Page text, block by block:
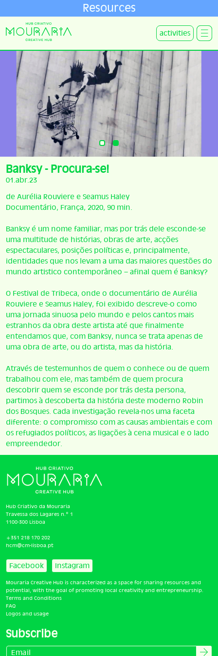
Resources
activities
Banksy - Procura-se!
01.abr.23
de Aurélia Rouviere e Seamus Haley
Documentário, França, 2020, 90 min.
Banksy é um nome familiar, mas por trás dele esconde-se
uma multitude de histórias, obras de arte, acções
espectaculares, posições políticas e, principalmente,
identidades que nos levam a uma das maiores questões do
mundo artistico contemporâneo – afinal quem é Banksy?
O Festival de Tribeca, onde o documentário de Aurélia
Rouviere e Seamus Haley, foi exibido descreve-o como
uma jornada sinuosa pelo mundo e pelos cantos mais
estranhos da obra deste artista até que finalmente
entendamos que, com Banksy, nunca se trata apenas de
uma obra de arte, ou do artista, mas da história.
Através de testemunhos de quem o conhece ou de quem
trabalhou com ele, mas também de quem procura
descobrir quem se esconde por trás desta persona,
partimos à descoberta da história deste moderno Robin
dos Bosques. Cada investigação revela-nos uma faceta
diferente: o compromisso com as causas ambientais e com
os refugiados políticos, as ligações à cena musical e o lado
empreendedor.
Hub Criativo da Mouraria
Travessa dos Lagares n.º 1
1100-300 Lisboa
+351 218 170 202
hcm@cm-lisboa.pt
Facebook Instagram
Mouraria Creative Hub is characterized as a space for sharing resources and
potential, with the goal of promoting local creativity and entrepreneurship.
Terms and Conditions
FAQ
Logos and usage
Subscribe